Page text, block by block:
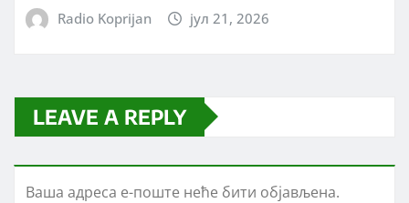
Radio Koprijan јул 21, 2026
LEAVE A REPLY
Ваша адреса е-поште неће бити објављена.